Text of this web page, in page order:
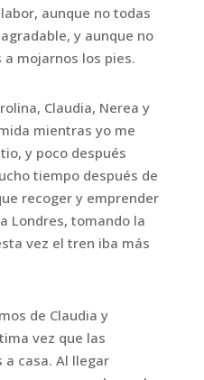
aunque no todas
y aunque no
mojarnos los pies.
Claudia, Nerea y
mientras yo me
y poco después
tiempo después de
recoger y emprender
Londres, tomando la
vez el tren iba más
de Claudia y
vez que las
casa. Al llegar